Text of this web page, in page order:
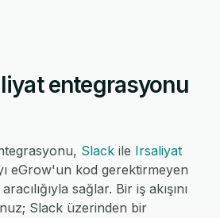
entegrasyonu
Slack ile Irsaliyat
eGrow'un kod gerektirmeyen
sağlar. Bir iş akışını
Slack üzerinden bir